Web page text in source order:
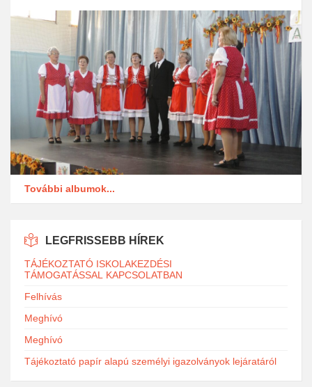
További albumok...
LEGFRISSEBB HÍREK
TÁJÉKOZTATÓ ISKOLAKEZDÉSI
TÁMOGATÁSSAL KAPCSOLATBAN
Felhívás
Meghívó
Meghívó
Tájékoztató papír alapú személyi igazolványok lejáratáról